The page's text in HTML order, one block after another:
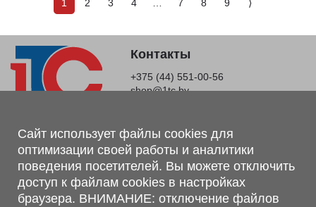
1 2 3 4 7 8 9 ⟩
Контакты
+375 (44) 551-00-56
shop@1tc.by
Магазин, склад
г. Минск, Минский р-н, п. Привольный, ул. Мира, 20А,
223062
г. Брест, ул. Лейтенанта Рябцева, 108 В, 224701
Сайт использует файлы cookies для
оптимизации своей работы и аналитики
поведения посетителей. Вы можете отключить
доступ к файлам cookies в настройках
браузера. ВНИМАНИЕ: отключение файлов